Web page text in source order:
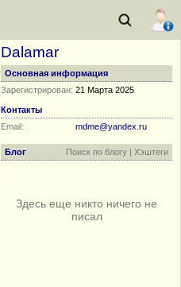
Dalamar
Основная информация
Зарегистрирован: 21 Марта 2025
Контакты
Email:
mdme@yandex.ru
Блог Поиск по блогу | Хэштеги
Здесь еще никто ничего не
писал